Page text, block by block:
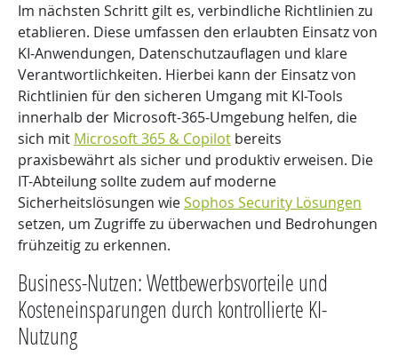
Im nächsten Schritt gilt es, verbindliche Richtlinien zu
etablieren. Diese umfassen den erlaubten Einsatz von
KI-Anwendungen, Datenschutzauflagen und klare
Verantwortlichkeiten. Hierbei kann der Einsatz von
Richtlinien für den sicheren Umgang mit KI-Tools
innerhalb der Microsoft-365-Umgebung helfen, die
sich mit Microsoft 365 & Copilot bereits
praxisbewährt als sicher und produktiv erweisen. Die
IT-Abteilung sollte zudem auf moderne
Sicherheitslösungen wieSophos Security Lösungen
setzen, um Zugriffe zu überwachen und Bedrohungen
frühzeitig zu erkennen.
Business-Nutzen: Wettbewerbsvorteile und
Kosteneinsparungen durch kontrollierte KI-
Nutzung